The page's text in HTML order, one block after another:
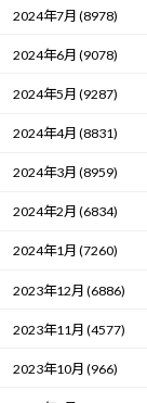
2024年7月 (8978)
2024年6月 (9078)
2024年5月 (9287)
2024年4月 (8831)
2024年3月 (8959)
2024年2月 (6834)
2024年1月 (7260)
2023年12月 (6886)
2023年11月 (4577)
2023年10月 (966)